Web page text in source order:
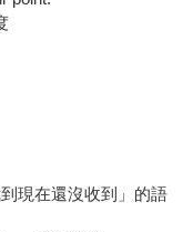
現在還沒收到」的語